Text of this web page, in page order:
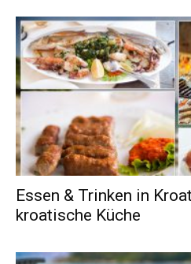
Essen & Trinken in
kroatische Küche